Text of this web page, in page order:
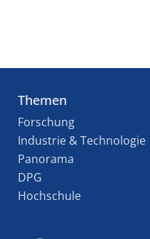
Themen
Forschung
Industrie & Technologie
Panorama
DPG
Hochschule